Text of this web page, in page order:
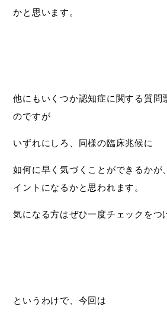
かと思います。
他にもいくつか認知症に関する質問
のですが
いずれにしろ、同様の臨床兆候に
如何に早く気づくことができるかが
イントになるかと思われます。
気になる方はぜひ一度チェックをつ
というわけで、今回は